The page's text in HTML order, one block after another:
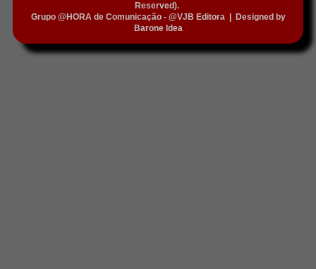
Reserved).
Grupo @HORA de Comunicação - @VJB Editora|
Designed by
Barone Idea